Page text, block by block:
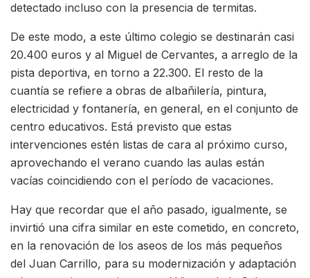
detectado incluso con la presencia de termitas.
De este modo, a este último colegio se destinarán casi
20.400 euros y al Miguel de Cervantes, a arreglo de la
pista deportiva, en torno a 22.300. El resto de la
cuantía se refiere a obras de albañilería, pintura,
electricidad y fontanería, en general, en el conjunto de
centro educativos. Está previsto que estas
intervenciones estén listas de cara al próximo curso,
aprovechando el verano cuando las aulas están
vacías coincidiendo con el período de vacaciones.
Hay que recordar que el año pasado, igualmente, se
invirtió una cifra similar en este cometido, en concreto,
en la renovación de los aseos de los más pequeños
del Juan Carrillo, para su modernización y adaptación